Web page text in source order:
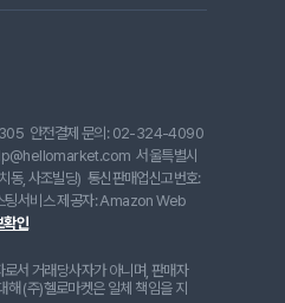
안전결제 문의: 02-324-4090
서울특별시
동, 사조빌딩) 통신판매업신고번호:
팅서비스 제공자: Amazon Web
확인
서 거래당사자가 아니며, 판매자
해 (주)헬로마켓은 일체 책임을 지